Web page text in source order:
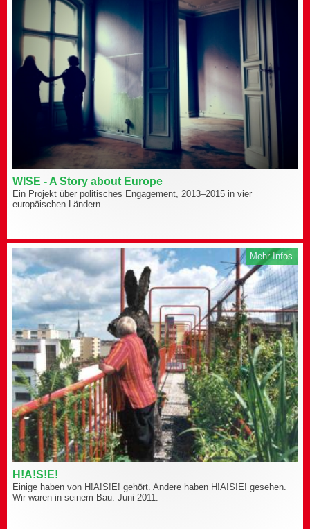
WISE - A Story about Europe
Ein Projekt über politisches Engagement, 2013–2015 in vier
europäischen Ländern
Mehr Infos
H!A!S!E!
Einige haben von H!A!S!E! gehört. Andere haben H!A!S!E! gesehen.
Wir waren in seinem Bau. Juni 2011.